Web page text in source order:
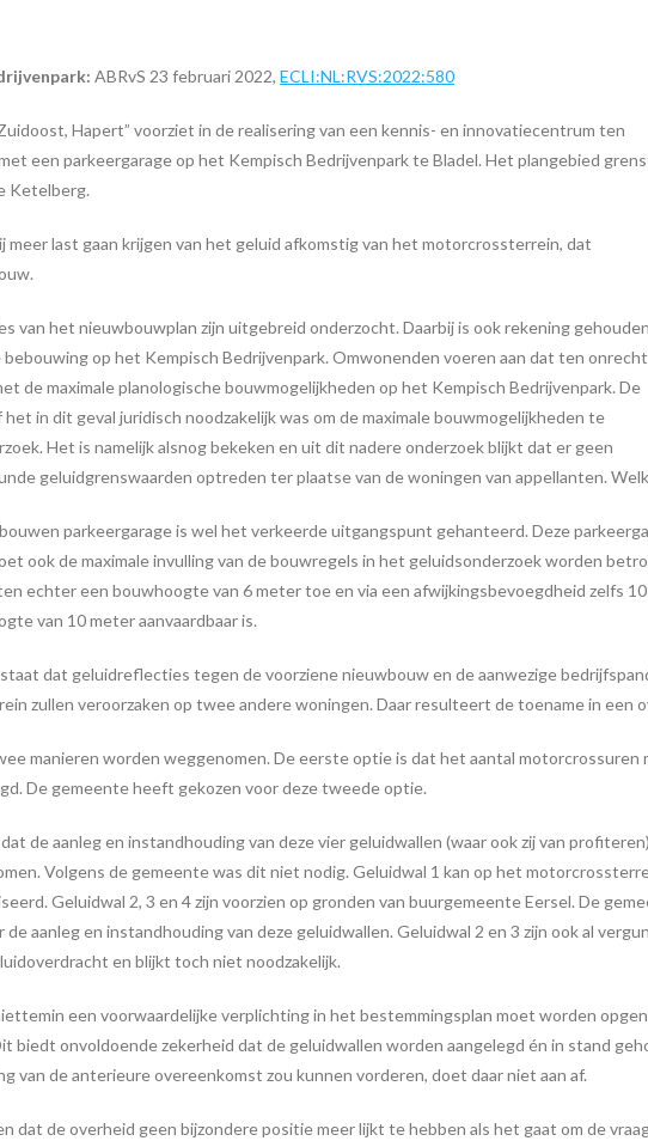
ABRvS 23 februari 2022, ECLI:NL:RVS:2022:580
Hapert” voorziet in de realisering van een kennis- en innovatiecentrum ten
een parkeergarage op het Kempisch Bedrijvenpark te Bladel. Het plangebied
Ketelberg.
meer last gaan krijgen van het geluid afkomstig van het motorcrossterrein, dat
van het nieuwbouwplan zijn uitgebreid onderzocht. Daarbij is ook rekening gehouden
op het Kempisch Bedrijvenpark. Omwonenden voeren aan dat ten
de maximale planologische bouwmogelijkheden op het Kempisch Bedrijvenpark. De
in dit geval juridisch noodzakelijk was om de maximale bouwmogelijkheden te
Het is namelijk alsnog bekeken en uit dit nadere onderzoek blijkt dat er geen
geluidgrenswaarden optreden ter plaatse van de woningen van appellanten.
parkeergarage is wel het verkeerde uitgangspunt gehanteerd. Deze
ook de maximale invulling van de bouwregels in het geluidsonderzoek worden
echter een bouwhoogte van 6 meter toe en via een afwijkingsbevoegdheid zelfs
van 10 meter aanvaardbaar is.
dat geluidreflecties tegen de voorziene nieuwbouw en de aanwezige
zullen veroorzaken op twee andere woningen. Daar resulteert de toename in een
manieren worden weggenomen. De eerste optie is dat het aantal
De gemeente heeft gekozen voor deze tweede optie.
de aanleg en instandhouding van deze vier geluidwallen (waar ook zij van
Volgens de gemeente was dit niet nodig. Geluidwal 1 kan op het
Geluidwal 2, 3 en 4 zijn voorzien op gronden van buurgemeente Eersel. De
aanleg en instandhouding van deze geluidwallen. Geluidwal 2 en 3 zijn ook al
en blijkt toch niet noodzakelijk.
een voorwaardelijke verplichting in het bestemmingsplan moet worden
biedt onvoldoende zekerheid dat de geluidwallen worden aangelegd én in stand
van de anterieure overeenkomst zou kunnen vorderen, doet daar niet aan af.
dat de overheid geen bijzondere positie meer lijkt te hebben als het gaat om de